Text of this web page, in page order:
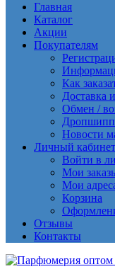
Главная
Каталог
Акции
Покупателям
Как
Доставка
Обмен /
Новости
Личный кабинет
Войти в
Мои
Мои
Корзина
Отзывы
Контакты